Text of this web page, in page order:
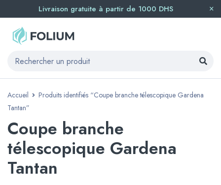
Livraison gratuite à partir de 1000 DHS
Accueil
Produits identifiés “Coupe branche télescopique Gardena
Tantan”
Coupe branche
télescopique Gardena
Tantan